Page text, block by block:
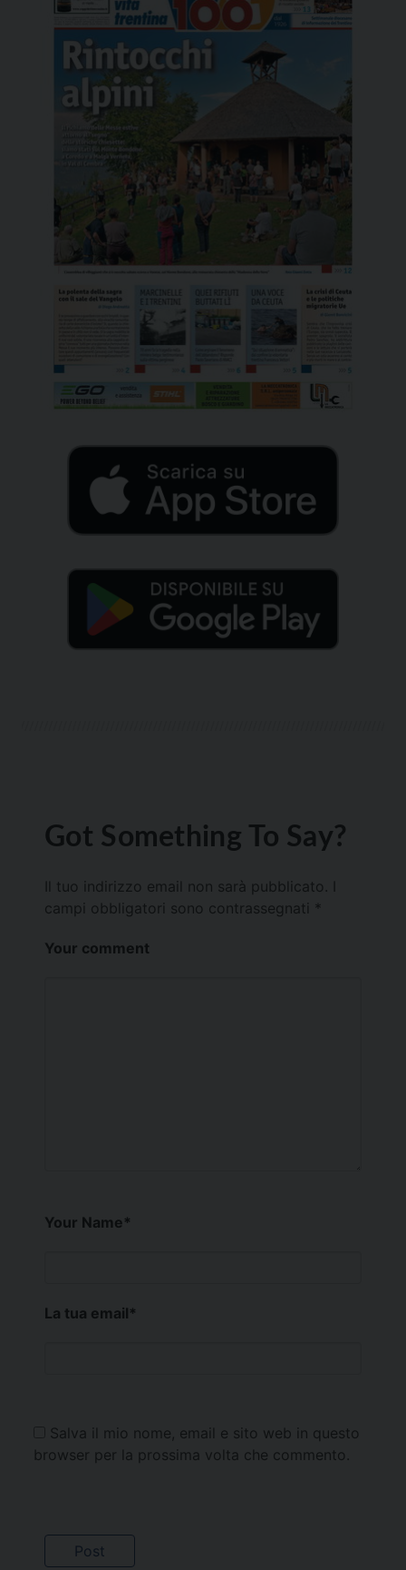
Got Something To Say?
Il tuo indirizzo email non sarà pubblicato.
campi obbligatori sono contrassegnati *
Your comment
Your Name*
La tua email*
Salva il mio nome, email e sito web in questo
browser per la prossima volta che commento.